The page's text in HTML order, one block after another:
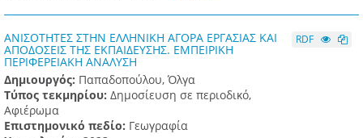
ΑΝΙΣΟΤΗΤΕΣ ΣΤΗΝ ΕΛΛΗΝΙΚΗ ΑΓΟΡΑ ΕΡΓΑΣΙΑΣ ΚΑΙ
ΑΠΟΔΟΣΕΙΣ ΤΗΣ ΕΚΠΑΙΔΕΥΣΗΣ. ΕΜΠΕΙΡΙΚΗ
ΠΕΡΙΦΕΡΕΙΑΚΗ ΑΝΑΛΥΣΗ
Δημιουργός: Παπαδοπούλου, Όλγα
Τύπος τεκμηρίου: Δημοσίευση σε περιοδικό,
Αφιέρωμα
Επιστημονικό πεδίο: Γεωγραφία
RDF